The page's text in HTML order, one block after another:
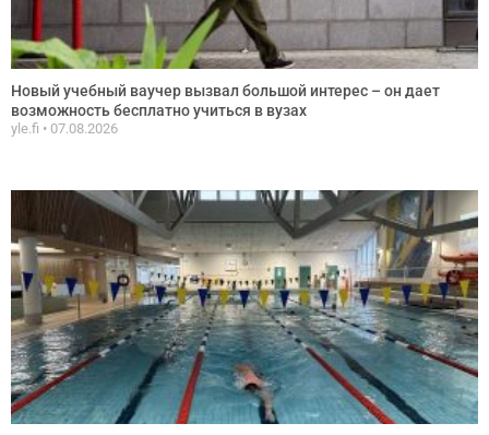
Новый учебный ваучер вызвал большой интерес – он дает
возможность бесплатно учиться в вузах
yle.fi 07.08.2026